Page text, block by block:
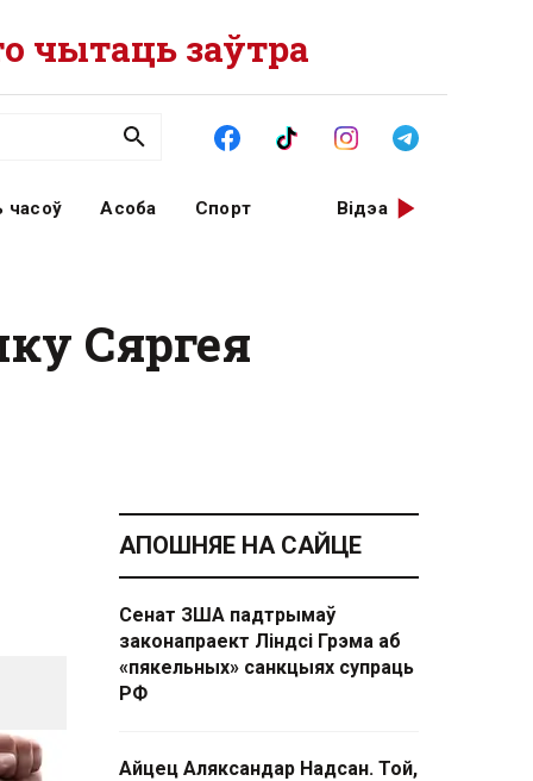
чытаць заўтра
часоў Асоба Спорт Відэа
Сяргея
АПОШНЯЕ НА САЙЦЕ
Сенат ЗША падтрымаў
законапраект Ліндсі Грэма аб
«пякельных» санкцыях супраць
РФ
Айцец Аляксандар Надсан. Той,